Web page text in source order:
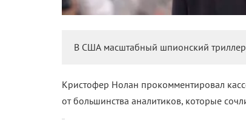
В США масштабный шпионский триллер
Кристофер Нолан прокомментировал
от большинства аналитиков, которые